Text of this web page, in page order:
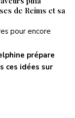
de Reims et sa
pour encore
prépare
ces idées sur